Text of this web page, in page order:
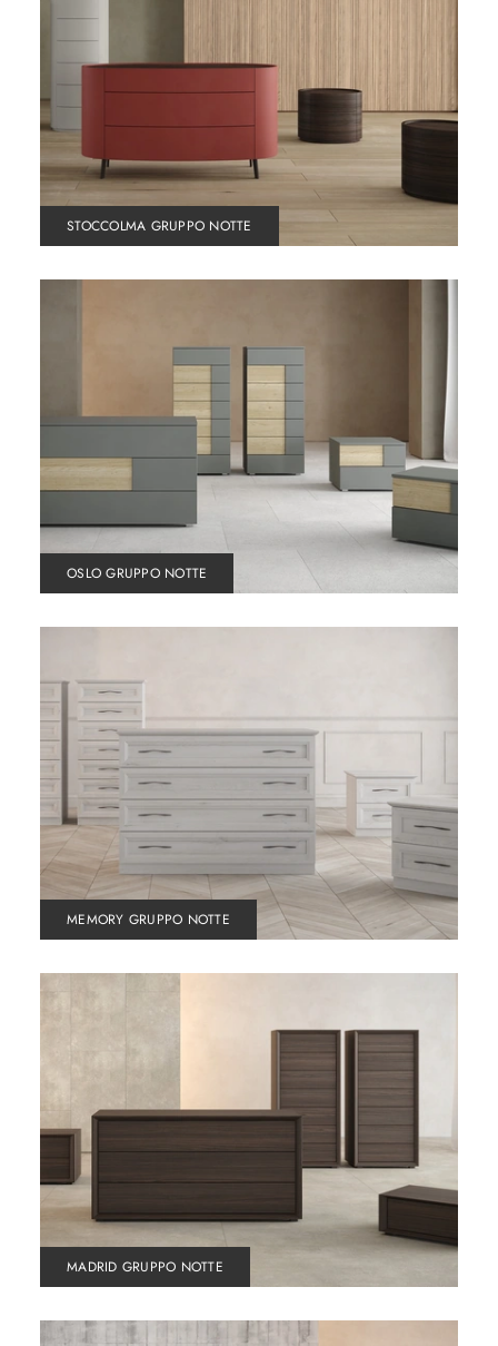
STOCCOLMA GRUPPO NOTTE
OSLO GRUPPO NOTTE
MEMORY GRUPPO NOTTE
MADRID GRUPPO NOTTE